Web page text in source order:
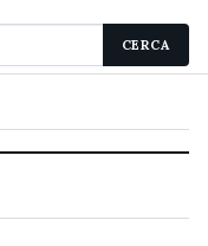
CERCA